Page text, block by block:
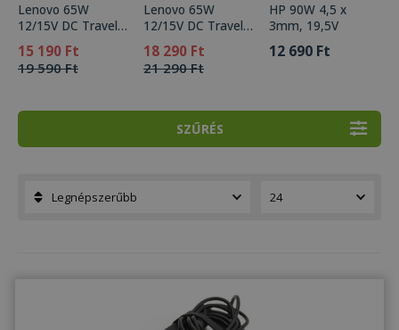
Lenovo 65W
12/15V DC Travel
Adapter for Trucks
(Minimum 10A)
(0A33593)
15 190 Ft
19 590 Ft
Lenovo 65W
12/15V DC Travel
Adapter (0A33593)
rectangle Boxed
18 290 Ft
21 290 Ft
HP 90W 4,5 x
3mm, 19,5V
12 690 Ft
SZŰRÉS